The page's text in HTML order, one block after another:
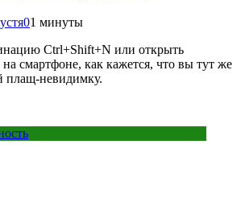
01 минуты
Ctrl+Shift+N или открыть
смартфоне, как кажется, что вы тут же
плащ-невидимку.